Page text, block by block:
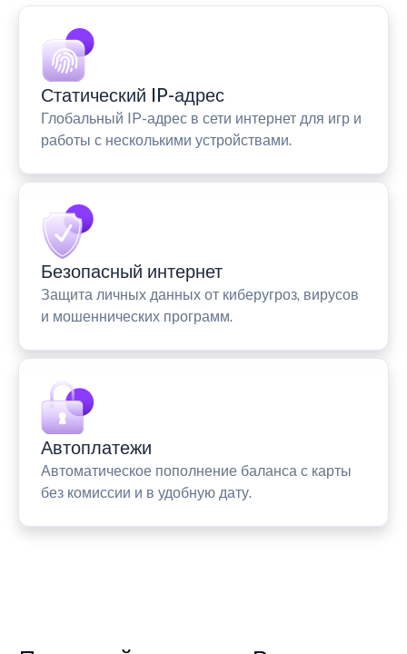
Статический IP-адрес
Глобальный IP-адрес в сети интернет для игр и
работы с несколькими устройствами.
Безопасный интернет
Защита личных данных от киберугроз, вирусов
и мошеннических программ.
Автоплатежи
Автоматическое пополнение баланса с карты
без комиссии и в удобную дату.